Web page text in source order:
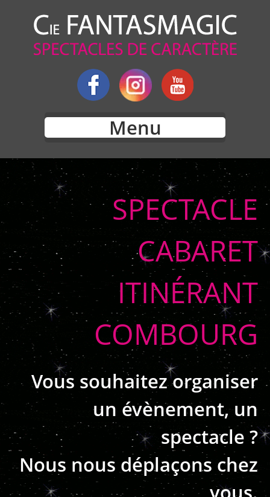
Menu
SPECTACLE
CABARET
ITINÉRANT
COMBOURG
Vous souhaitez organiser
un évènement, un
spectacle ?
Nous nous déplaçons chez